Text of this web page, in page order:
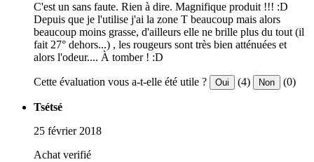
C'est un sans faute. Rien à dire. Magnifique produit !!! :D
Depuis que je l'utilise j'ai la zone T beaucoup mais alors
beaucoup moins grasse, d'ailleurs elle ne brille plus du tout (il
fait 27° dehors...) , les rougeurs sont très bien atténuées et
alors l'odeur.... À tomber ! :D
Cette évaluation vous a-t-elle été utile ? Oui (4) Non (0)
Tsétsé
25 février 2018
Achat verifié